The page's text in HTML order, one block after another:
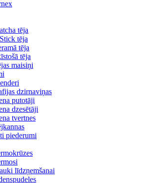
tēja
tēja
tēja
tēja
maisiņi
dzirnaviņas
putotāji
dzesētāji
tvertnes
piederumi
līdzņemšanai